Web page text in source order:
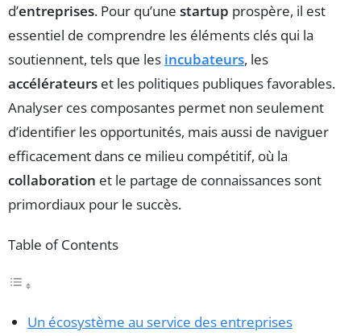
d’entreprises. Pour qu’une startup prospère, il est
essentiel de comprendre les éléments clés qui la
soutiennent, tels que les incubateurs, les
accélérateurs et les politiques publiques favorables.
Analyser ces composantes permet non seulement
d’identifier les opportunités, mais aussi de naviguer
efficacement dans ce milieu compétitif, où la
collaboration et le partage de connaissances sont
primordiaux pour le succès.
Table of Contents
Un écosystème au service des entreprises